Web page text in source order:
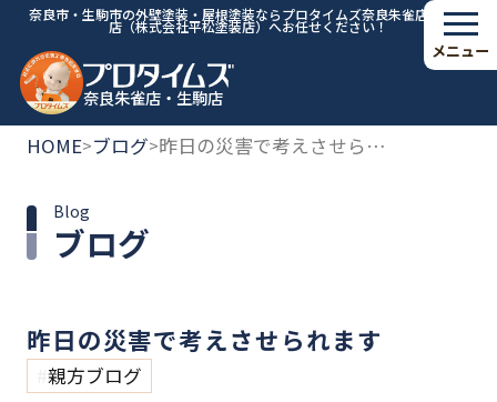
奈良市・生駒市の外壁塗装・屋根塗装ならプロタイムズ奈良朱雀店・生駒
店（株式会社平松塗装店）へお任せください！
奈良朱雀店・生駒店
メニュー
HOME>ブログ> 昨日の災害で考えさせられます
ブログ
Blog
昨日の災害で考えさせられます
親方ブログ